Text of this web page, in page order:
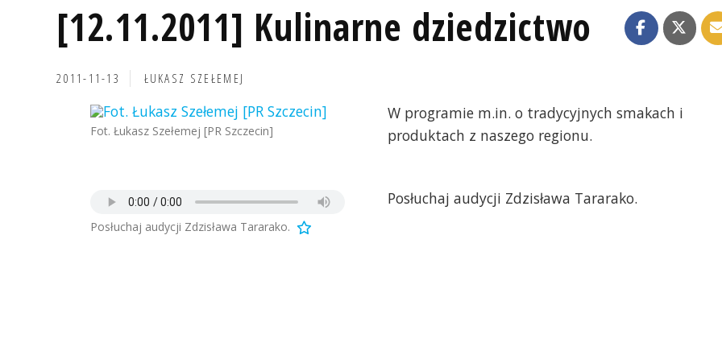
[12.11.2011] Kulinarne dziedzictwo
2011-11-13 ŁUKASZ SZEŁEMEJ
Fot. Łukasz Szełemej [PR Szczecin]
W programie m.in. o tradycyjnych smakach i
produktach z naszego regionu.
Posłuchaj audycji Zdzisława Tararako.
Posłuchaj audycji Zdzisława Tararako.